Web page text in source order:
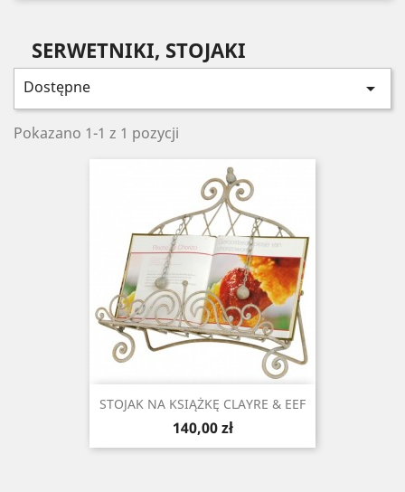
SERWETNIKI, STOJAKI
Dostępne 
Pokazano 1-1 z 1 pozycji
STOJAK NA KSIĄŻKĘ CLAYRE & EEF
Cena
140,00 zł